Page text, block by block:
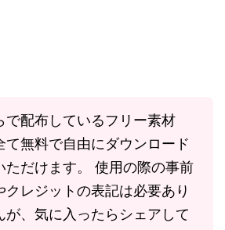
で配布しているフリー素材
て無料で自由にダウンロード
ただけます。 使用の際の事前
クレジットの表記は必要あり
が、気に入ったらシェアして